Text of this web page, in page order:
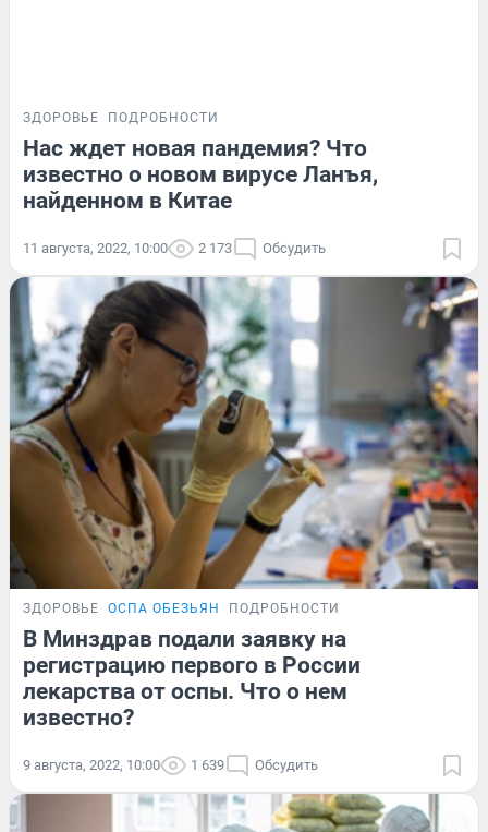
ЗДОРОВЬЕ ПОДРОБНОСТИ
Нас ждет новая пандемия? Что
известно о новом вирусе Ланъя,
найденном в Китае
11 августа, 2022, 10:00 2 173 Обсудить
ЗДОРОВЬЕ ОСПА ОБЕЗЬЯН ПОДРОБНОСТИ
В Минздрав подали заявку на
регистрацию первого в России
лекарства от оспы. Что о нем
известно?
9 августа, 2022, 10:00 1 639 Обсудить